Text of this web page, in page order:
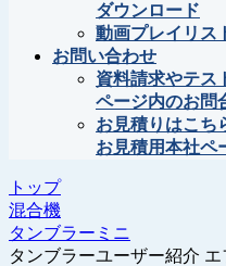
ダウンロード
動画プレイリス
お問い合わせ
資料請求やテス
ページ内のお問
お見積りはこち
お見積用本社ペ
トップ
混合機
タンブラーミニ
タンブラーユーザー紹介